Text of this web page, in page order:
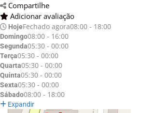
Compartilhe
Adicionar avaliação
HojeFechado agora08:00 - 18:00
Domingo08:00 - 16:00
Segunda05:30 - 00:00
Terça05:30 - 00:00
Quarta05:30 - 00:00
Quinta05:30 - 00:00
Sexta05:30 - 00:00
Sábado08:00 - 18:00
Expandir